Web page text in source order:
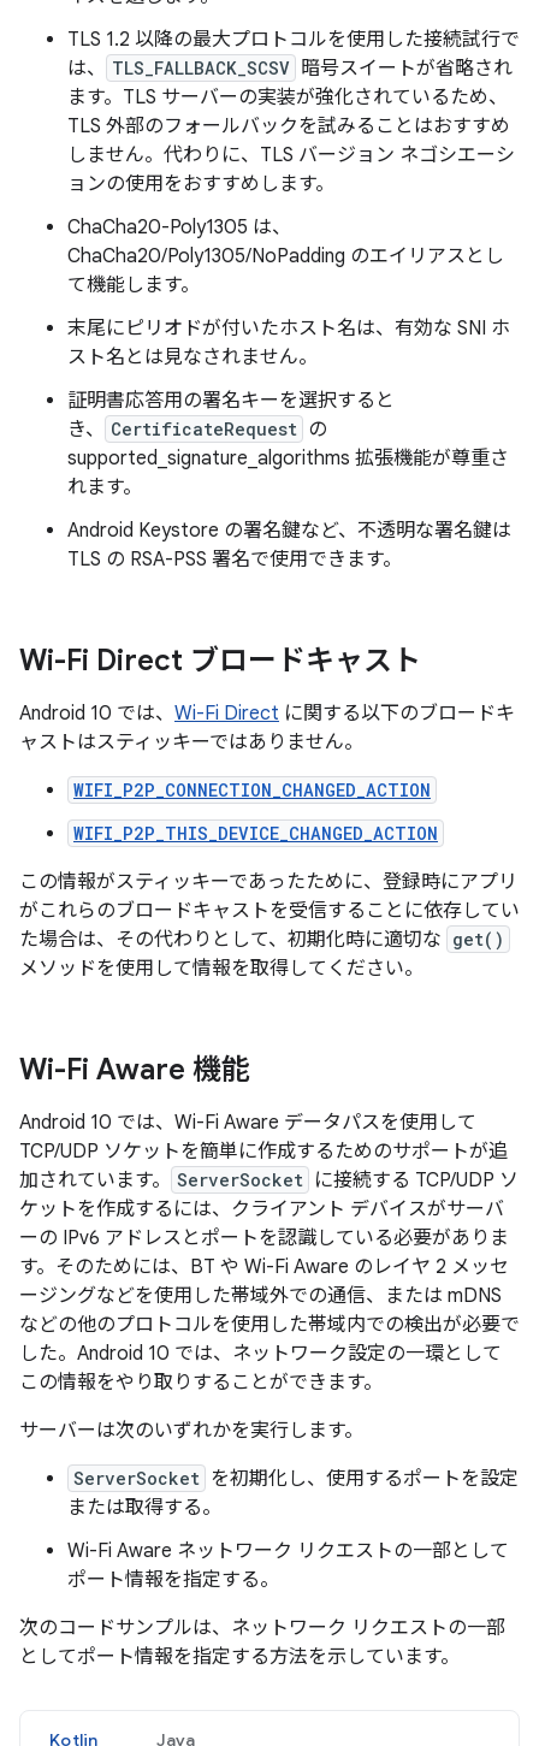
TLS 1.2 以降の最大プロトコルを使用した接続試行で
は、
TLS_FALLBACK_SCSV 暗号スイートが省略され
ます。TLS サーバーの実装が強化されているため、
TLS 外部のフォールバックを試みることはおすすめ
しません。代わりに、TLS バージョン ネゴシエーシ
ョンの使用をおすすめします。
ChaCha20-Poly1305 は、
ChaCha20/Poly1305/NoPadding のエイリアスとし
て機能します。
末尾にピリオドが付いたホスト名は、有効な SNI ホ
スト名とは見なされません。
証明書応答用の署名キーを選択すると
き、
CertificateRequest の
supported_signature_algorithms 拡張機能が尊重さ
れます。
Android Keystore の署名鍵など、不透明な署名鍵は
TLS の RSA-PSS 署名で使用できます。
Wi-Fi Direct ブロードキャスト
Android 10 では、 Wi-Fi Direct に関する以下のブロードキ
ャストはスティッキーではありません。
WIFI_P2P_CONNECTION_CHANGED_ACTION
WIFI_P2P_THIS_DEVICE_CHANGED_ACTION
この情報がスティッキーであったために、登録時にアプリ
がこれらのブロードキャストを受信することに依存してい
た場合は、その代わりとして、初期化時に適切な get()
メソッドを使用して情報を取得してください。
Wi-Fi Aware 機能
Android 10 では、Wi-Fi Aware データパスを使用して
TCP/UDP ソケットを簡単に作成するためのサポートが追
加されています。
ServerSocket に接続する TCP/UDP ソ
ケットを作成するには、クライアント デバイスがサーバ
ーの IPv6 アドレスとポートを認識している必要がありま
す。そのためには、BT や Wi-Fi Aware のレイヤ 2 メッセ
ージングなどを使用した帯域外での通信、または mDNS
などの他のプロトコルを使用した帯域内での検出が必要で
した。Android 10 では、ネットワーク設定の一環として
この情報をやり取りすることができます。
サーバーは次のいずれかを実行します。
ServerSocket を初期化し、使用するポートを設定
または取得する。
Wi-Fi Aware ネットワーク リクエストの一部として
ポート情報を指定する。
次のコードサンプルは、ネットワーク リクエストの一部
としてポート情報を指定する方法を示しています。
Kotlin Java